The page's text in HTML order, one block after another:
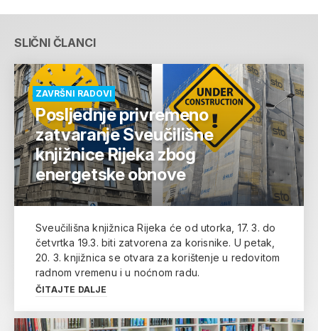
SLIČNI ČLANCI
ZAVRŠNI RADOVI
Posljednje privremeno
zatvaranje Sveučilišne
knjižnice Rijeka zbog
energetske obnove
Sveučilišna knjižnica Rijeka će od utorka, 17. 3. do
četvrtka 19.3. biti zatvorena za korisnike. U petak,
20. 3. knjižnica se otvara za korištenje u redovitom
radnom vremenu i u noćnom radu.
ČITAJTE DALJE